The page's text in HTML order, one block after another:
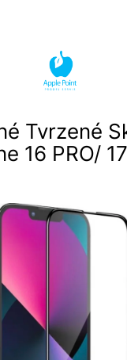
Tvrzené
16 PRO/ 17